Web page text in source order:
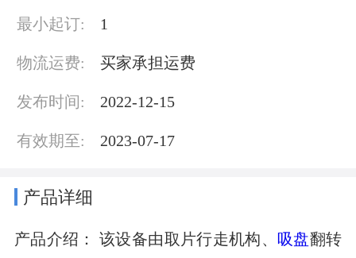
最小起订: 1
物流运费: 买家承担运费
发布时间: 2022-12-15
有效期至: 2023-07-17
产品详细
产品介绍： 该设备由取片行走机构、 吸盘翻转